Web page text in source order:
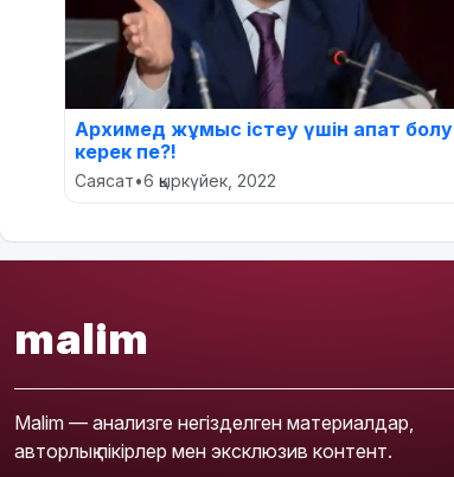
Архимед жұмыс істеу үшін апат болу
керек пе?!
Саясат•6 қыркүйек, 2022
malim
Malim — анализге негізделген материалдар,
авторлық пікірлер мен эксклюзив контент.